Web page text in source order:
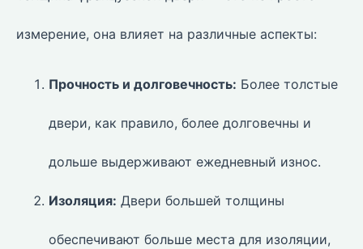
измерение, она влияет на различные аспекты:
Прочность и долговечность: Более толстые
двери, как правило, более долговечны и
дольше выдерживают ежедневный износ.
Изоляция: Двери большей толщины
обеспечивают больше места для изоляции,